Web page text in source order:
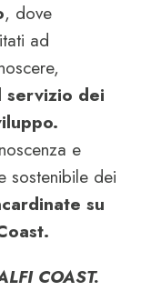
, dove
ad
dei
e
sostenibile dei
su
COAST.